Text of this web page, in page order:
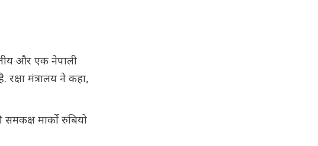
और एक नेपाली
मंत्रालय ने कहा,
मार्को रुबियो